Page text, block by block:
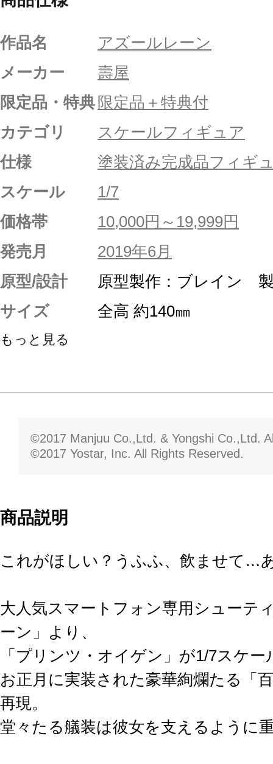
作品名
アズールレーン
メーカー
壽屋
限定品・特典 限定品＋特典付
カテゴリ
スケールフィギュア
仕様
塗装済み完成品フィギ
スケール
1/7
価格帯
10,000円～19,999円
発売月
2019年6月
原型/設計
原型製作：ブレイン
サイズ
全高 約140㎜
もっと見る
©2017 Manjuu Co.,Ltd. & Yongshi Co.,Ltd.
©2017 Yostar, Inc. All Rights Reserved.
商品説明
これがほしい？うふふ、飲ませて…
大人気スマートフォン専用シューテ
ーン」より、
「プリンツ・オイゲン」が1/7スケ
お正月に実装された豪華絢爛たる「
再現。
堂々たる艤装は彼女を支えるように